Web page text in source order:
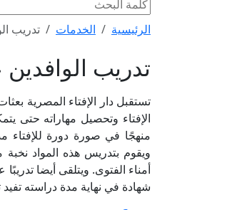
الرئيسية الخدمات تدريب
تدريب الوافدين
تستقبل دار الإفتاء المصرية
الإفتاء وتحصيل مهاراته حتى
منهجًا في صورة دورة للإفتاء
ويقوم بتدريس هذه المواد
أمناء الفتوى. ويتلقى أيضا
شهادة في نهاية مدة دراسته تفيد